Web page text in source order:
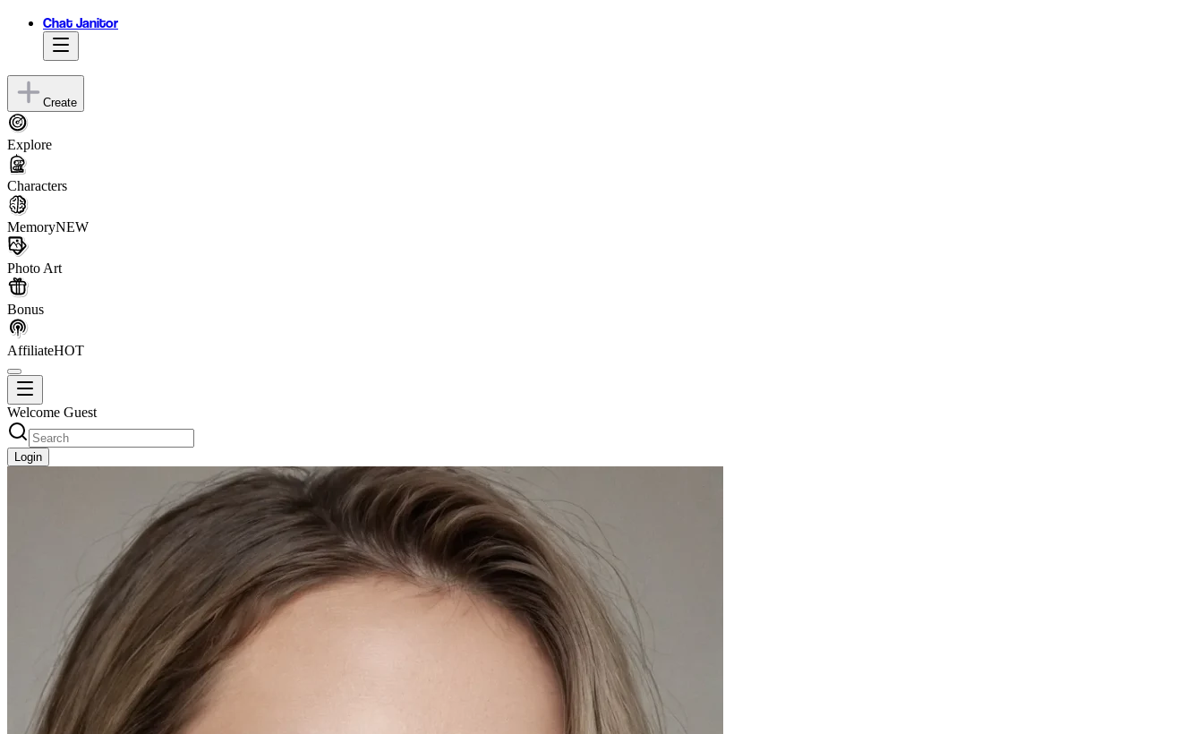
Chat Janitor
Create
Explore
Characters
MemoryNEW
Photo Art
Bonus
AffiliateHOT
Welcome Guest
Login